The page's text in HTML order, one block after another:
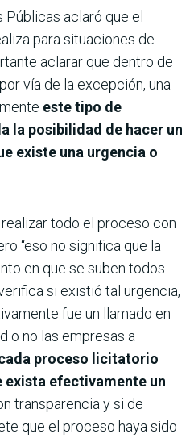
aclaró que el
para situaciones de
aclarar que dentro de
vía de la excepción, una
este tipo de
la posibilidad de hacer un
existe una urgencia o
todo el proceso con
“eso no significa que la
en que se suben todos
si existió tal urgencia,
fue un llamado en
o no las empresas a
proceso licitatorio
exista efectivamente un
transparencia y si de
que el proceso haya sido